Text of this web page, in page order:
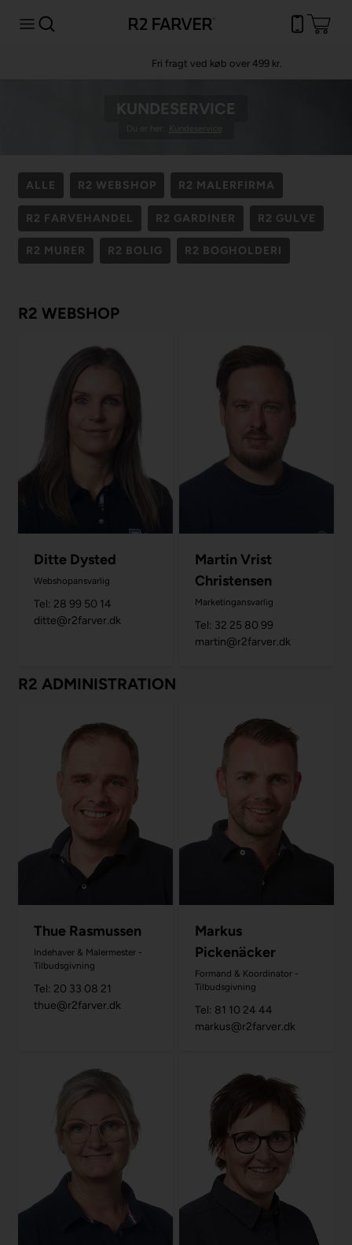
Fri fragt ved køb over 499 kr.
KUNDESERVICE
Du er her: Kundeservice
ALLE R2 WEBSHOP R2 MALERFIRMA
R2 FARVEHANDEL R2 GARDINER R2 GULVE
R2 MURER R2 BOLIG R2 BOGHOLDERI
R2 WEBSHOP
Ditte Dysted
Webshopansvarlig
Tel: 28 99 50 14
ditte@r2farver.dk
Martin Vrist
Christensen
Marketingansvarlig
Tel: 32 25 80 99
martin@r2farver.dk
R2 ADMINISTRATION
Thue Rasmussen
Indehaver & Malermester -
Tilbudsgivning
Tel: 20 33 08 21
thue@r2farver.dk
Markus
Pickenäcker
Formand & Koordinator -
Tilbudsgivning
Tel: 81 10 24 44
markus@r2farver.dk